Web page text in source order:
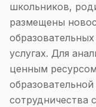
школьников,
размещены
услугах. Для
ценным
сотрудничества